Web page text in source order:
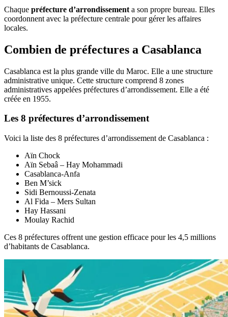
Chaque préfecture d’arrondissement a son propre bureau. Elles
coordonnent avec la préfecture centrale pour gérer les affaires
locales.
Combien de préfectures a Casablanca
Casablanca est la plus grande ville du Maroc. Elle a une structure
administrative unique. Cette structure comprend 8 zones
administratives appelées préfectures d’arrondissement. Elle a été
créée en 1955.
Les 8 préfectures d’arrondissement
Voici la liste des 8 préfectures d’arrondissement de Casablanca :
Aïn Chock
Aïn Sebaâ – Hay Mohammadi
Casablanca-Anfa
Ben M’sick
Sidi Bernoussi-Zenata
Al Fida – Mers Sultan
Hay Hassani
Moulay Rachid
Ces 8 préfectures offrent une gestion efficace pour les 4,5 millions
d’habitants de Casablanca.